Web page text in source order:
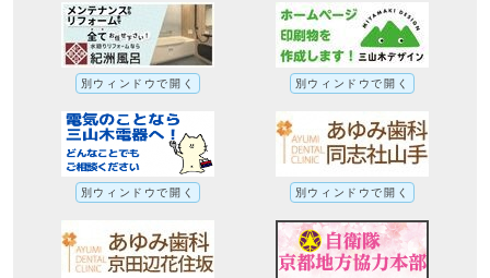
別ウィンドウで開く 別ウィンドウで開く
別ウィンドウで開く 別ウィンドウで開く